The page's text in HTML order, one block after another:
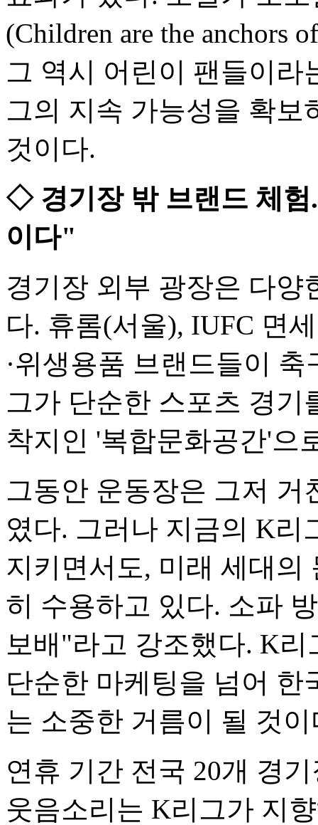
(Children are the anchors
그 역시 어린이 팬들이라
그의 지속 가능성을 확보
것이다.
◇ 경기장 밖 브랜드 체
이다"
경기장 외부 광장은 다양
다. 휴롬(서울), IUFC 면
·위생용품 브랜드들이
그가 단순한 스포츠 경기
착지인 '복합문화공간'으
그동안 운동장은 그저 거
였다. 그러나 지금의 K리
지키면서도, 미래 세대의
히 수용하고 있다. 소파
보배"라고 강조했다. K
단순한 마케팅을 넘어
는 소중한 거름이 될 것이
연휴 기간 전국 20개 경
웃음소리는 K리그가 지